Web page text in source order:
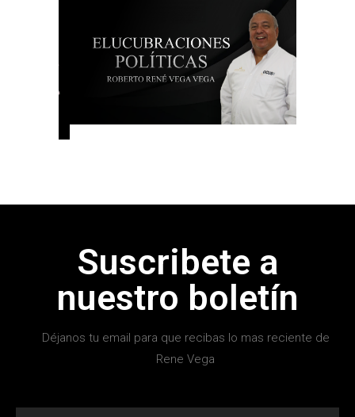
Suscribete a
nuestro boletín
Déjanos tu email para que recibas lo mas reciente de
Rene Vega